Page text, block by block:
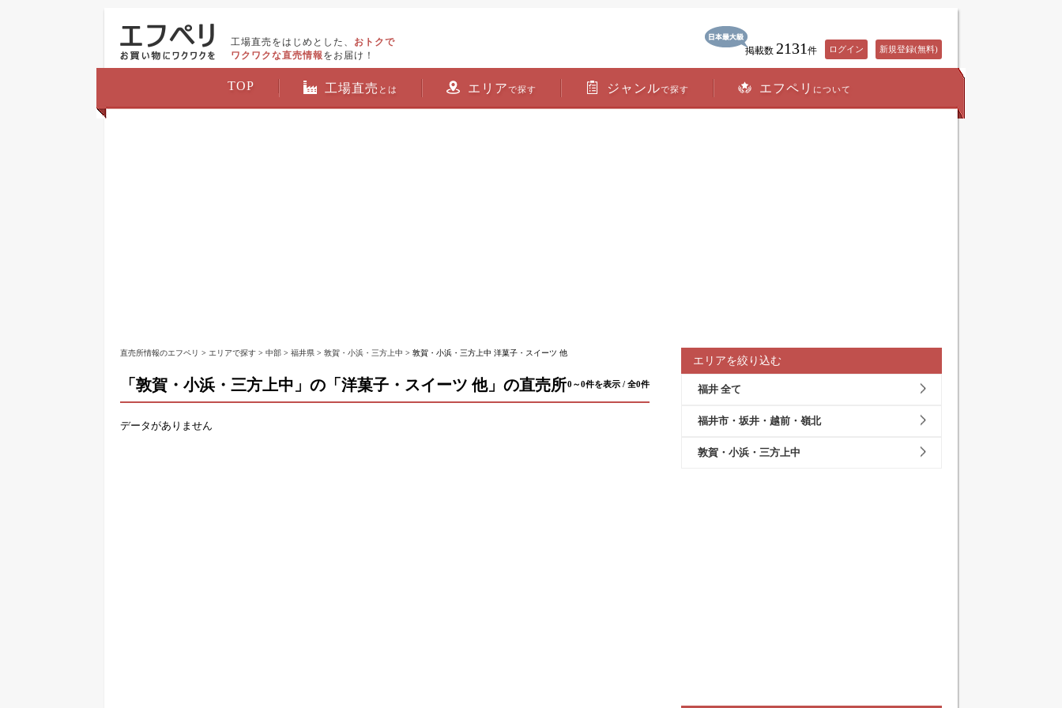
工場直売をはじめとした、 おトクで
ワクワクな直売情報 をお届け！ 掲載数 2131 件 ログイン 新規登録(無料)
TOP 工場直売 とは エリアで探す ジャンルで探す エフペリ について
直売所情報のエフペリ > エリアで探す > 中部 > 福井県 > 敦賀・小浜・三方上中 > 敦賀・小浜・三方上中 洋菓子・スイーツ 他
「敦賀・小浜・三方上中」の「洋菓子・スイーツ 他」の直売所0～0件を表示 / 全0件
データがありません
エリアを絞り込む
福井 全て
福井市・坂井・越前・嶺北
敦賀・小浜・三方上中